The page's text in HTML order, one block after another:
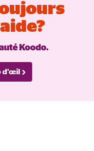
Koodo.
d'œil